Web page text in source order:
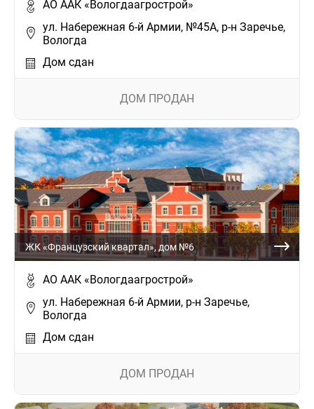
АО ААК «Вологдаагрострой»
ул. Набережная 6-й Армии, №45А, р-н Заречье,
Вологда
Дом сдан
ДОМ ПРОДАН
ЖК «Французский квартал», дом №6
АО ААК «Вологдаагрострой»
ул. Набережная 6-й Армии, р-н Заречье,
Вологда
Дом сдан
ДОМ ПРОДАН